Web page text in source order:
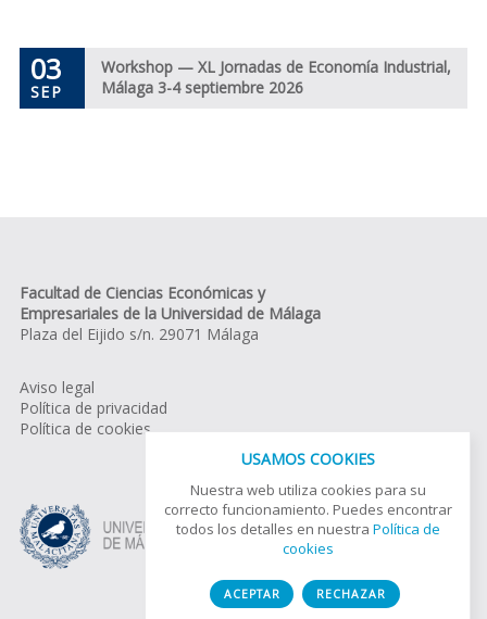
03
SEP
Workshop — XL Jornadas de Economía Industrial,
Málaga 3-4 septiembre 2026
Facultad de Ciencias Económicas y
Empresariales de la Universidad de Málaga
Plaza del Eijido s/n. 29071 Málaga
Aviso legal
Política de privacidad
Política de cookies
USAMOS COOKIES
Nuestra web utiliza cookies para su
correcto funcionamiento. Puedes encontrar
todos los detalles en nuestra Política de
cookies
ACEPTAR RECHAZAR